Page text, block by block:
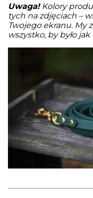
Uwaga! Kolory
tych na zdjęciach –
Twojego ekranu. My
wszystko, by było